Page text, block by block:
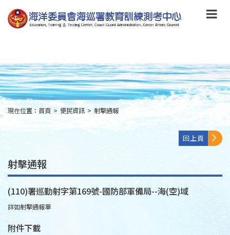
到
主
要
to
main
content
:::
現在位置： 首頁 > 便民資訊 > 射擊通報
回上頁
射擊通報
(110)署巡勤射字第169號-國防部軍備局--海(空)域
詳如射擊通報單
附件下載